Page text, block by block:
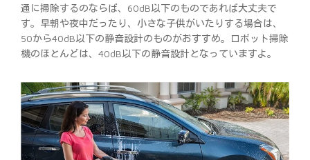
通に掃除するのならば、60dB以下のものであれば大丈夫で
す。早朝や夜中だったり、小さな子供がいたりする場合は、
50から40dB以下の静音設計のものがおすすめ。ロボット掃除
機のほとんどは、40dB以下の静音設計となっていますよ。